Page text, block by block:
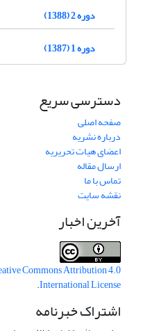
دوره 2 (1388)
دوره 1 (1387)
دسترسی سریع
صفحه اصلی
درباره نشریه
اعضای هیات تحریریه
ارسال مقاله
تماس با ما
نقشه سایت
آخرین اخبار
Commons Attribution 4.0
International License
.
اشتراک خبرنامه